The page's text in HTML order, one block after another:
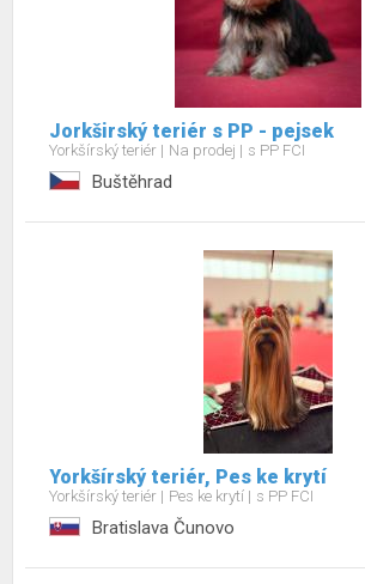
Jorkširský teriér s PP - pejsek
Yorkšírský teriér Na prodej s PP FCI
Buštěhrad
Yorkšírský teriér, Pes ke krytí
Yorkšírský teriér Pes ke krytí s PP FCI
Bratislava Čunovo